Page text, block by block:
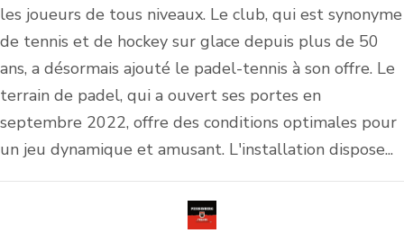
les joueurs de tous niveaux. Le club, qui est synonyme
de tennis et de hockey sur glace depuis plus de 50
ans, a désormais ajouté le padel-tennis à son offre. Le
terrain de padel, qui a ouvert ses portes en
septembre 2022, offre des conditions optimales pour
un jeu dynamique et amusant. L'installation dispose...